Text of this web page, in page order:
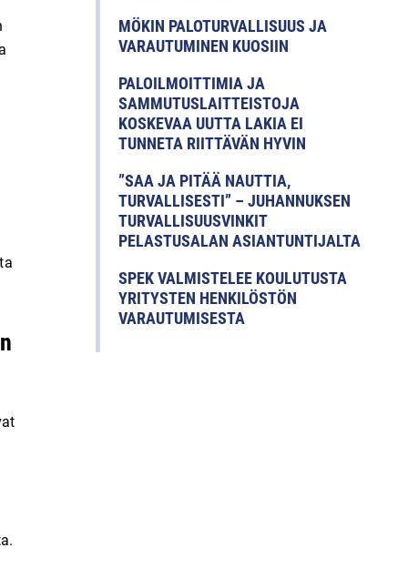
MÖKIN PALOTURVALLISUUS JA
VARAUTUMINEN KUOSIIN
PALOILMOITTIMIA JA
SAMMUTUSLAITTEISTOJA
KOSKEVAA UUTTA LAKIA EI
TUNNETA RIITTÄVÄN HYVIN
”SAA JA PITÄÄ NAUTTIA,
TURVALLISESTI” – JUHANNUKSEN
TURVALLISUUSVINKIT
PELASTUSALAN ASIANTUNTIJALTA
SPEK VALMISTELEE KOULUTUSTA
YRITYSTEN HENKILÖSTÖN
VARAUTUMISESTA